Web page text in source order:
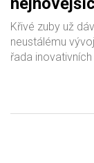
inovacemi
Křivé zuby už
neustálému
řada
nabízejí naději